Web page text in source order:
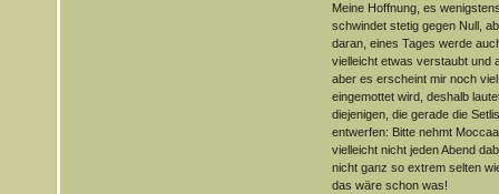
Meine Hoffnung, es
schwindet stetig gegen Null,
daran, eines Tages werde
vielleicht etwas verstaubt und
aber es erscheint mir noch
eingemottet wird, deshalb
diejenigen, die gerade die
entwerfen: Bitte nehmt
vielleicht nicht jeden Abend
nicht ganz so extrem selten
das wäre schon was!